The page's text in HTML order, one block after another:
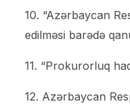
10. “Azərbaycan
edilməsi barədə
11. “Prokurorluq
12. Azərbaycan